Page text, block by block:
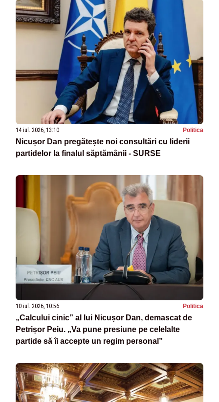
14 iul. 2026, 13:10 Politica
Nicușor Dan pregătește noi consultări cu liderii
partidelor la finalul săptămânii - SURSE
10 iul. 2026, 10:56 Politica
„Calcului cinic” al lui Nicușor Dan, demascat de
Petrișor Peiu. „Va pune presiune pe celelalte
partide să îi accepte un regim personal”